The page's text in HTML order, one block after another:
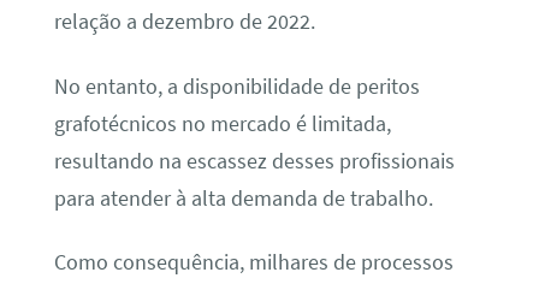
relação a dezembro de 2022.
No entanto, a disponibilidade de peritos
grafotécnicos no mercado é limitada,
resultando na escassez desses profissionais
para atender à alta demanda de trabalho.
Como consequência, milhares de processos